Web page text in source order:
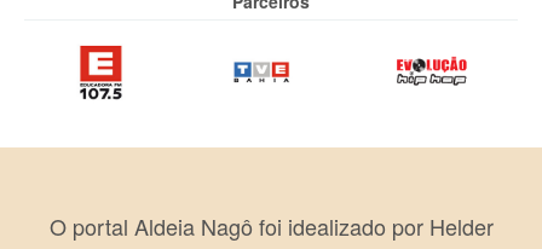
O portal Aldeia Nagô foi idealizado por Helder